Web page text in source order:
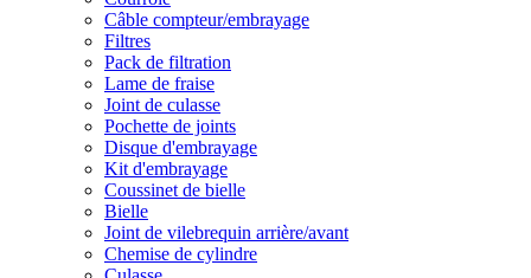
Câble compteur/embrayage
Filtres
Pack de filtration
Lame de fraise
Joint de culasse
Pochette de joints
Disque d'embrayage
Kit d'embrayage
Coussinet de bielle
Bielle
Joint de vilebrequin arrière/avant
Chemise de cylindre